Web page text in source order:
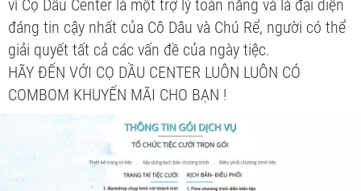
vì Cọ Dầu Center là một trợ lý toàn năng và là đại diện
đáng tin cậy nhất của Cô Dâu và Chú Rể, người có thể
giải quyết tất cả các vấn đề của ngày tiệc.
HÃY ĐẾN VỚI CỌ DẦU CENTER LUÔN LUÔN CÓ
COMBOM KHUYẾN MÃI CHO BẠN !